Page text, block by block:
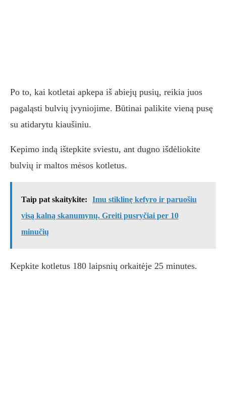
Po to, kai kotletai apkepa iš abiejų pusių, reikia juos
pagaląsti bulvių įvyniojime. Būtinai palikite vieną pusę
su atidarytu kiaušiniu.
Kepimo indą ištepkite sviestu, ant dugno išdėliokite
bulvių ir maltos mėsos kotletus.
Taip pat skaitykite:
Imu stiklinę kefyro ir paruošiu
visą kalną skanumynų. Greiti pusryčiai per 10
minučių
Kepkite kotletus 180 laipsnių orkaitėje 25 minutes.